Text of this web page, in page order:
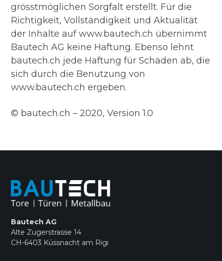
grösstmöglichen Sorgfalt erstellt. Für die
Richtigkeit, Vollständigkeit und Aktualität
der Inhalte auf www.bautech.ch übernimmt
Bautech AG keine Haftung. Ebenso lehnt
bautech.ch jede Haftung für Schäden ab, die
sich durch die Benutzung von
www.bautech.ch ergeben.
© bautech.ch – 2020, Version 1.0
Bautech AG
Alte Zugerstrasse 14
CH-6403 Küssnacht am Rigi